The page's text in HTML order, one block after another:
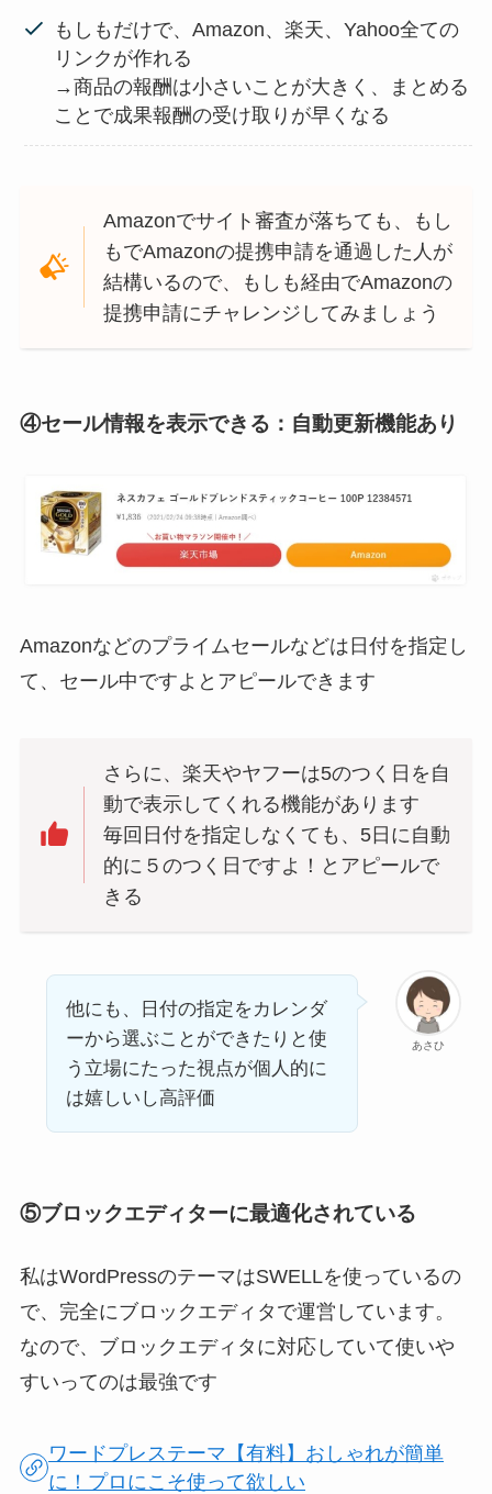
もしもだけで、Amazon、楽天、Yahoo全ての
リンクが作れる
→商品の報酬は小さいことが大きく、まとめる
ことで成果報酬の受け取りが早くなる
Amazonでサイト審査が落ちても、もし
もでAmazonの提携申請を通過した人が
結構いるので、もしも経由でAmazonの
提携申請にチャレンジしてみましょう
④セール情報を表示できる：自動更新機能あり
Amazonなどのプライムセールなどは日付を指定し
て、セール中ですよとアピールできます
さらに、楽天やヤフーは5のつく日を自
動で表示してくれる機能があります
毎回日付を指定しなくても、5日に自動
的に５のつく日ですよ！とアピールで
きる
あさひ
他にも、日付の指定をカレンダ
ーから選ぶことができたりと使
う立場にたった視点が個人的に
は嬉しいし高評価
⑤ブロックエディターに最適化されている
私はWordPressのテーマはSWELLを使っているの
で、完全にブロックエディタで運営しています。
なので、ブロックエディタに対応していて使いや
すいってのは最強です
ワードプレステーマ【有料】おしゃれが簡単
に！プロにこそ使って欲しい